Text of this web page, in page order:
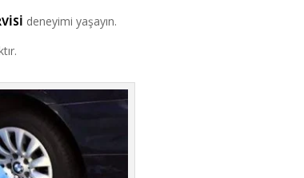
deneyimi yaşayın.